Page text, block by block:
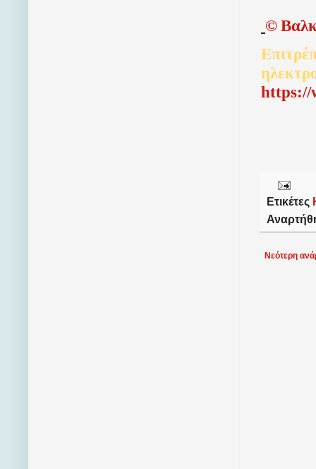
©
https://
Ετικέτες
Νεότερη